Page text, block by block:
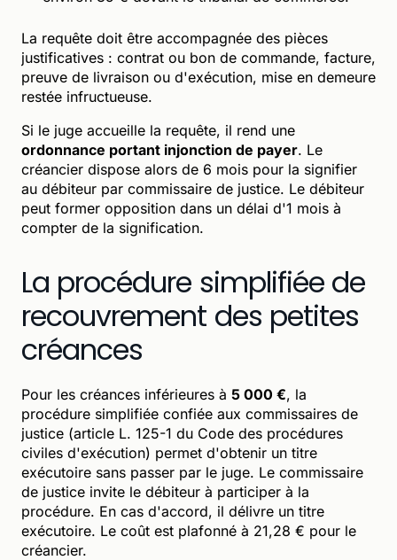
La requête doit être accompagnée des pièces
justificatives : contrat ou bon de commande, facture,
preuve de livraison ou d'exécution, mise en demeure
restée infructueuse.
Si le juge accueille la requête, il rend une
ordonnance portant injonction de payer. Le
créancier dispose alors de 6 mois pour la signifier
au débiteur par commissaire de justice. Le débiteur
peut former opposition dans un délai d'1 mois à
compter de la signification.
La procédure simplifiée de
recouvrement des petites
créances
Pour les créances inférieures à 5 000 €, la
procédure simplifiée confiée aux commissaires de
justice (article L. 125-1 du Code des procédures
civiles d'exécution) permet d'obtenir un titre
exécutoire sans passer par le juge. Le commissaire
de justice invite le débiteur à participer à la
procédure. En cas d'accord, il délivre un titre
exécutoire. Le coût est plafonné à 21,28 € pour le
créancier.